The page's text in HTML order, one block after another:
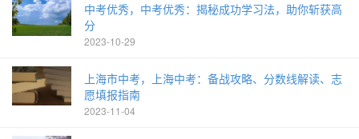
中考优秀，中考优秀：揭秘成功学习法，助你斩获高
分
2023-10-29
上海市中考，上海中考：备战攻略、分数线解读、志
愿填报指南
2023-11-04